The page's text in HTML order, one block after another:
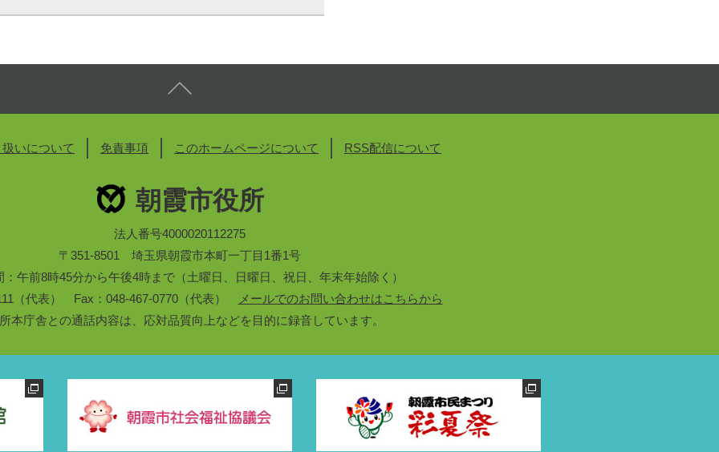
いについて 免責事項 このホームページについて RSS配信について
朝霞市役所
法人番号4000020112275
〒351-8501 埼玉県朝霞市本町一丁目1番1号
：午前8時45分から午後4時まで（土曜日、日曜日、祝日、年末年始除く）
（代表） Fax：048-467-0770（代表）
メールでのお問い合わせはこちらから
本庁舎との通話内容は、応対品質向上などを目的に録音しています。